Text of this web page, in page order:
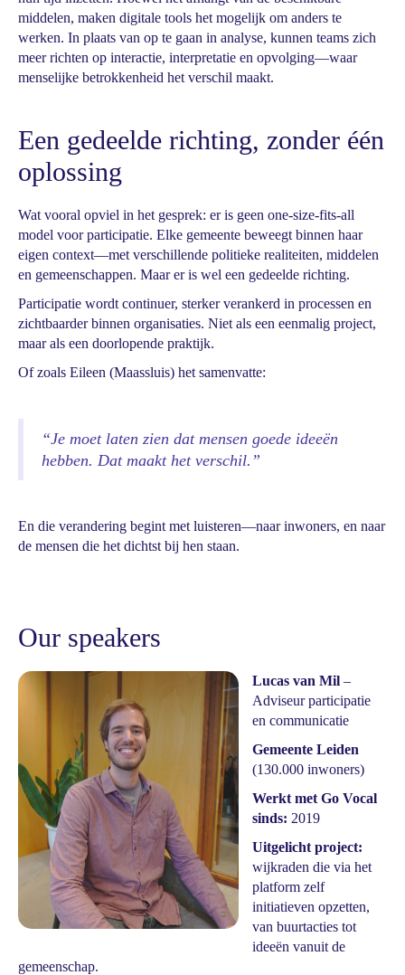
middelen, maken digitale tools het mogelijk om anders te
werken. In plaats van op te gaan in analyse, kunnen teams zich
meer richten op interactie, interpretatie en opvolging—waar
menselijke betrokkenheid het verschil maakt.
Een gedeelde richting, zonder één
oplossing
Wat vooral opviel in het gesprek: er is geen one-size-fits-all
model voor participatie. Elke gemeente beweegt binnen haar
eigen context—met verschillende politieke realiteiten, middelen
en gemeenschappen. Maar er is wel een gedeelde richting.
Participatie wordt continuer, sterker verankerd in processen en
zichtbaarder binnen organisaties. Niet als een eenmalig project,
maar als een doorlopende praktijk.
Of zoals Eileen (Maassluis) het samenvatte:
“Je moet laten zien dat mensen goede ideeën
hebben. Dat maakt het verschil.”
En die verandering begint met luisteren—naar inwoners, en naar
de mensen die het dichtst bij hen staan.
Our speakers
Lucas van Mil –
Adviseur participatie
en communicatie
Gemeente Leiden
(130.000 inwoners)
Werkt met Go Vocal
sinds: 2019
Uitgelicht project:
wijkraden die via het
platform zelf
initiatieven opzetten,
van buurtacties tot
ideeën vanuit de
gemeenschap.